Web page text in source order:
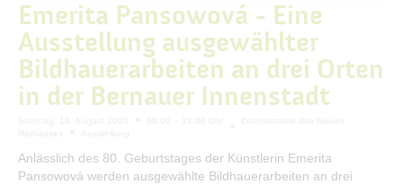
Stadtnachrichten
Veranstaltungen
#BERNAUER
Amtsblatt
Öffentliche Auslegungen
Emerita Pansowová - Eine
Ausstellung ausgewählter
Bildhauerarbeiten an drei Orten
in der Bernauer Innenstadt
Anlässlich des 80. Geburtstages der Künstlerin Emerita
Pansowová werden ausgewählte Bildhauerarbeiten an drei